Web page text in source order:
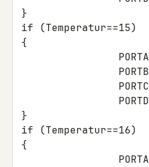
}
if
(Temperatur==15)
{
PORTA
PORTB
PORTC
PORTD
}
if
(Temperatur==16)
{
PORTA